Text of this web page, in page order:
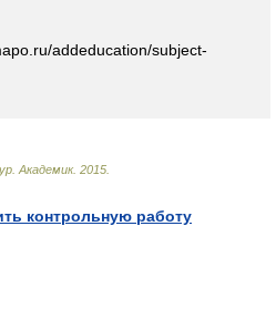
addeducation/subject-
Академик. 2015
контрольную работу